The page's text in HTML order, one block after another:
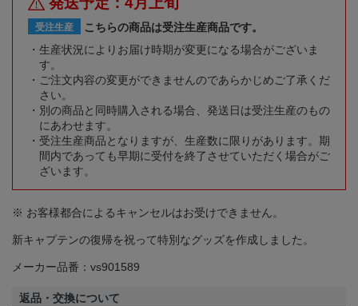
受注生産
こちらの商品は受注生産商品です。
生産状況によりお届け時期が変更になる場合がございま
す。
ご注文内容の変更ができませんのであらかじめご了承くだ
さい。
別の商品と同時購入される場合、発送日は受注生産のもの
にあわせます。
受注生産商品となりますが、生産数に限りがあります。期
間内であっても早期に受付を終了させていただく場合がご
ざいます。
※ お客様都合によるキャンセルはお受けできません。
新キャプテンの復帰を祝って特別なグッズを作成しました。
メーカー品番：vs901589
返品・交換について